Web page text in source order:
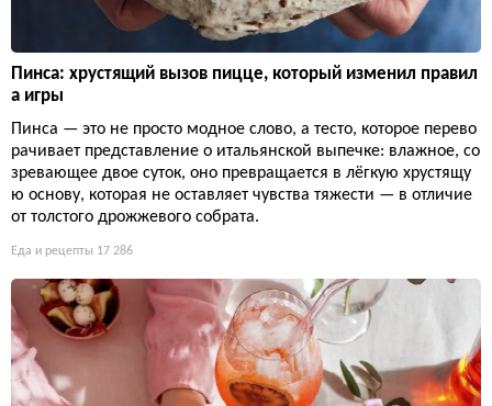
Пинса: хрустящий вызов пицце, который изменил правил
а игры
Пинса — это не просто модное слово, а тесто, которое перево
рачивает представление о итальянской выпечке: влажное, со
зревающее двое суток, оно превращается в лёгкую хрустящу
ю основу, которая не оставляет чувства тяжести — в отличие
от толстого дрожжевого собрата.
Еда и рецепты 17 286